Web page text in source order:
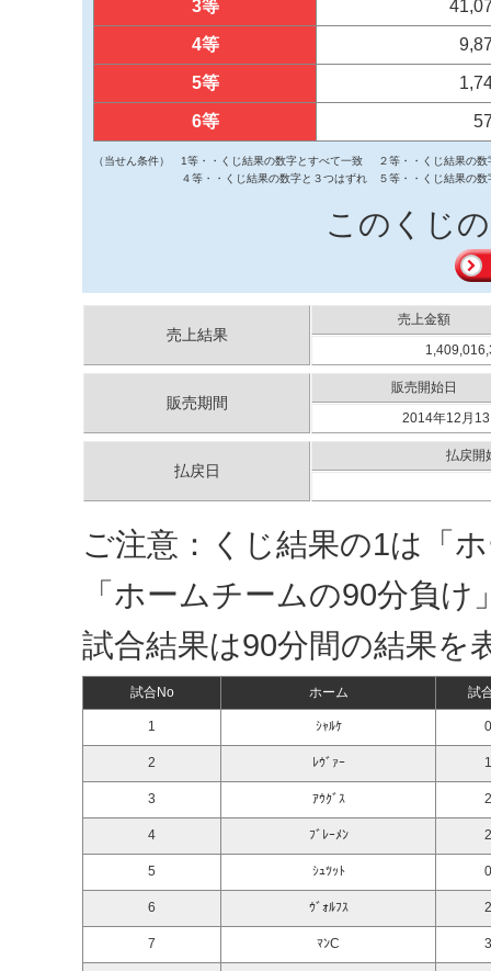
3等
4等
5等
6等
（当せん条件） 1等・・くじ結果の数字とすべて一致
２等・・くじ結果の
４等・・くじ結果の数字と３つはずれ
５等・・くじ結果の
このくじ
売上結果
売上金額
販売期間
販売開始日
2014年12月
払戻日
払戻開
ご注意：くじ結果の1は「
「ホームチームの90分負
試合結果は90分間の結果を
試合No ホーム 試
1 ｼｬﾙｹ
2 ﾚｳﾞｧｰ
3 ｱｳｸﾞｽ
4 ﾌﾞﾚｰﾒﾝ
5 ｼｭﾂｯﾄ
6 ｳﾞｫﾙﾌｽ
7 ﾏﾝC